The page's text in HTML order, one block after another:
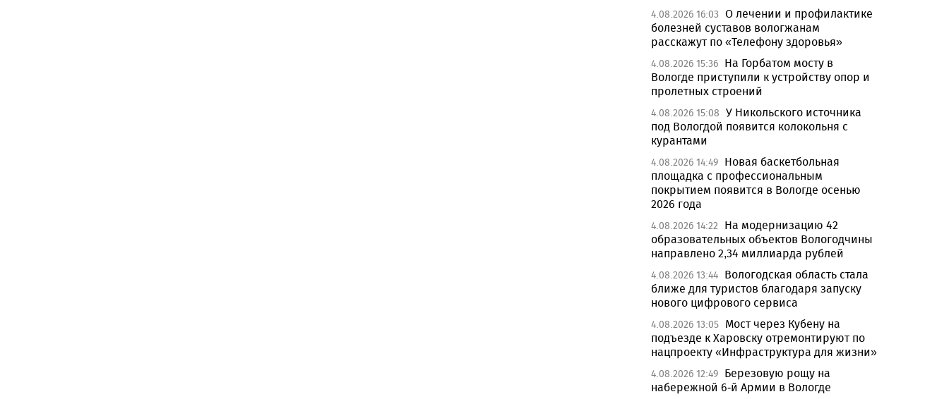
4.08.2026 16:03 О лечении и профилактике
болезней суставов вологжанам
расскажут по «Телефону здоровья»
4.08.2026 15:36 На Горбатом мосту в
Вологде приступили к устройству опор и
пролетных строений
4.08.2026 15:08 У Никольского источника
под Вологдой появится колокольня с
курантами
4.08.2026 14:49 Новая баскетбольная
площадка с профессиональным
покрытием появится в Вологде осенью
2026 года
4.08.2026 14:22
На модернизацию 42
образовательных объектов Вологодчины
направлено 2,34 миллиарда рублей
4.08.2026 13:44 Вологодская область стала
ближе для туристов благодаря запуску
нового цифрового сервиса
4.08.2026 13:05 Мост через Кубену на
подъезде к Харовску отремонтируют по
нацпроекту «Инфраструктура для жизни»
4.08.2026 12:49 Березовую рощу на
набережной 6-й Армии в Вологде